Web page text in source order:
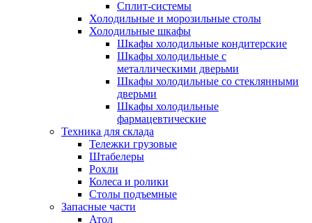
Сплит-системы
Холодильные и морозильные столы
Холодильные шкафы
Шкафы холодильные кондитерские
Шкафы холодильные с
металлическими дверьми
Шкафы холодильные со стеклянными
дверьми
Шкафы холодильные
фармацевтические
Техника для склада
Тележки грузовые
Штабелеры
Рохли
Колеса и ролики
Столы подъемные
Запасные части
Атол